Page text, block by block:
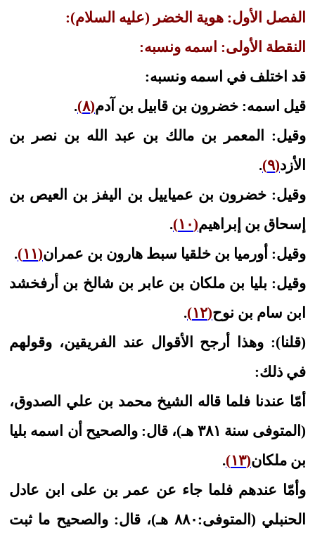
الفصل الأول: هوية الخضر (عليه السلام):
النقطة الأولى: اسمه ونسبه:
قد اختلف في اسمه ونسبه:
قيل اسمه: خضرون بن قابيل بن آدم(٨)
.
وقيل: المعمر بن مالك بن عبد الله بن نصر بن
الأزد(٩)
.
وقيل: خضرون بن عمياييل بن اليفز بن العيص بن
إسحاق بن إبراهيم(١٠)
.
وقيل: أورميا بن خلقيا سبط هارون بن عمران(١١)
.
وقيل: بليا بن ملكان بن عابر بن شالخ بن أرفخشد
ابن سام بن نوح(١٢)
.
(قلنا): وهذا أرجح الأقوال عند الفريقين، وقولهم
في ذلك:
أمّا عندنا فلما قاله الشيخ محمد بن علي الصدوق،
(المتوفى سنة ٣٨١ هـ)، قال: والصحيح أن اسمه بليا
بن ملكان(١٣)
.
وأمّا عندهم فلما جاء عن عمر بن على ابن عادل
الحنبلي (المتوفى:٨٨٠ هـ)، قال: والصحيح ما ثبت